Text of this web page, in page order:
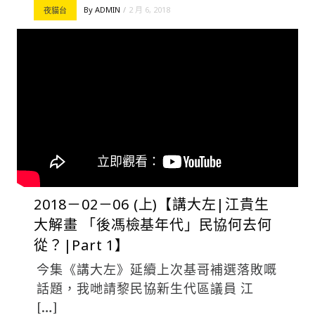
夜貓台 By ADMIN 2 月 6, 2018
2018－02－06 (上)【講大左|江貴生
大解畫 「後馮檢基年代」民協何去何
從？|Part 1】
今集《講大左》延續上次基哥補選落敗嘅
話題，我哋請黎民協新生代區議員 江
[…]